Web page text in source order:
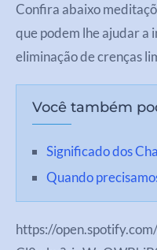
Confira abaixo
que podem lhe ajudar a
eliminação de crenças
Você também
Significado dos
Quando
https://